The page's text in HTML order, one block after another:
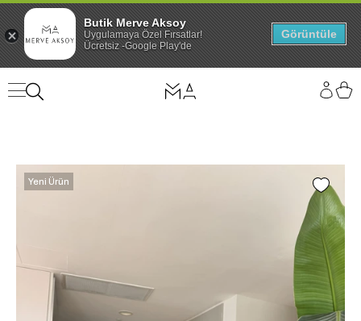
Yeni Ürün
Butik Merve Aksoy
Uygulamaya Özel Fırsatlar!
Ücretsiz -Google Play'de
Görüntüle